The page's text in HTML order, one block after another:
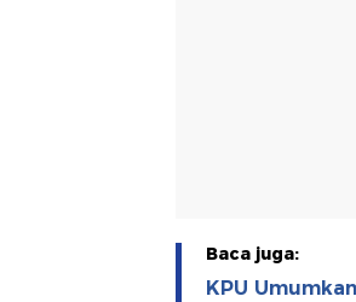
Baca juga:
KPU